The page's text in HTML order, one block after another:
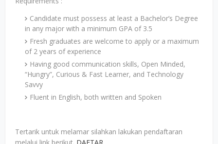
Candidate must possess at least a Bachelor’s Degree
in any major with a minimum GPA of 3.5
Fresh graduates are welcome to apply or a maximum
of 2 years of experience
Having good communication skills, Open Minded,
“Hungry”, Curious & Fast Learner, and Technology
Savvy
Fluent in English, both written and Spoken
Tertarik untuk melamar silahkan lakukan pendaftaran